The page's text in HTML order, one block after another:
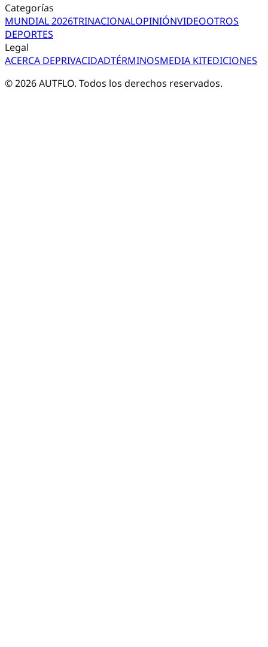
Categorías
MUNDIAL 2026TRINACIONALOPINIÓNVIDEOOTROS
DEPORTES
Legal
ACERCA DEPRIVACIDADTÉRMINOSMEDIA KITEDICIONES
©2026AUTFLO. Todos los derechos reservados.